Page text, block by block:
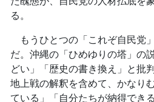
る。
もうひとつの「これぞ自民党
だ。沖縄の「ひめゆりの塔」の
どい」「歴史の書き換え」と批
地上戦の解釈を含めて、かなり
ている」「自分たちが納得でき